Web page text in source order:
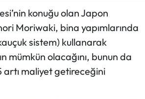
konuğu olan Japon
Moriwaki, bina yapımlarında
sistem) kullanarak
mümkün olacağını, bunun da
artı maliyet getireceğini